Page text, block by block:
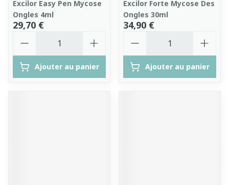
Excilor Easy Pen Mycose
Ongles 4ml
29,70 €
Ajouter au panier
Excilor Forte Mycose Des
Ongles 30ml
34,90 €
Ajouter au panier